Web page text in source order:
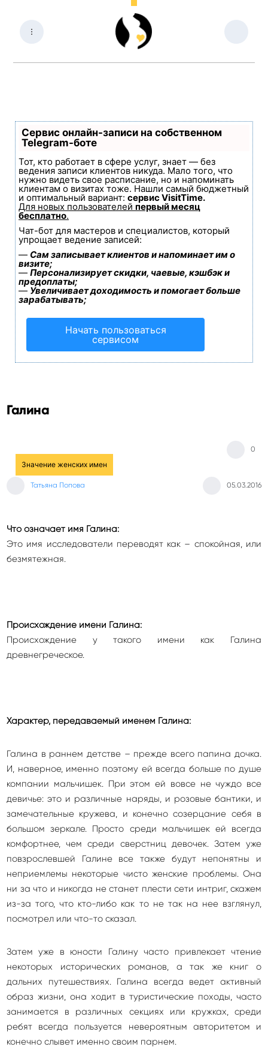
Сервис онлайн-записи на собственном
Telegram-боте
Тот, кто работает в сфере услуг, знает — без
ведения записи клиентов никуда. Мало того, что
нужно видеть свое расписание, но и напоминать
клиентам о визитах тоже. Нашли самый бюджетный
и оптимальный вариант: сервис VisitTime.
Для новых пользователей первый месяц
бесплатно.
Чат-бот для мастеров и специалистов, который
упрощает ведение записей:
— Сам записывает клиентов и напоминает им о
визите;
— Персонализирует скидки, чаевые, кэшбэк и
предоплаты;
— Увеличивает доходимость и помогает больше
зарабатывать;
Начать пользоваться
сервисом
Галина
Значение женских имен
Татьяна Попова 05.03.2016
0
Что означает имя Галина:
Это имя исследователи переводят как – спокойная, или
безмятежная.
Происхождение имени Галина:
Происхождение у такого имени как Галина
древнегреческое.
Характер, передаваемый именем Галина:
Галина в раннем детстве – прежде всего папина дочка.
И, наверное, именно поэтому ей всегда больше по душе
компании мальчишек. При этом ей вовсе не чуждо все
девичье: это и различные наряды, и розовые бантики, и
замечательные кружева, и конечно созерцание себя в
большом зеркале. Просто среди мальчишек ей всегда
комфортнее, чем среди сверстниц девочек. Затем уже
повзрослевшей Галине все также будут непонятны и
неприемлемы некоторые чисто женские проблемы. Она
ни за что и никогда не станет плести сети интриг, скажем
из-за того, что кто-либо как то не так на нее взглянул,
посмотрел или что-то сказал.
Затем уже в юности Галину часто привлекает чтение
некоторых исторических романов, а так же книг о
дальних путешествиях. Галина всегда ведет активный
образ жизни, она ходит в туристические походы, часто
занимается в различных секциях или кружках, среди
ребят всегда пользуется невероятным авторитетом и
конечно слывет именно своим парнем.